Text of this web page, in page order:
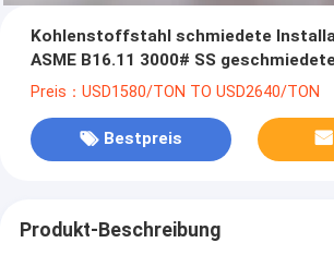
Kohlenstoffstahl schmiedete
ASME B16.11 3000# SS
verlegte
Preis：USD1580/TON TO USD2640/TON
Bestpreis
Produkt-Beschreibung